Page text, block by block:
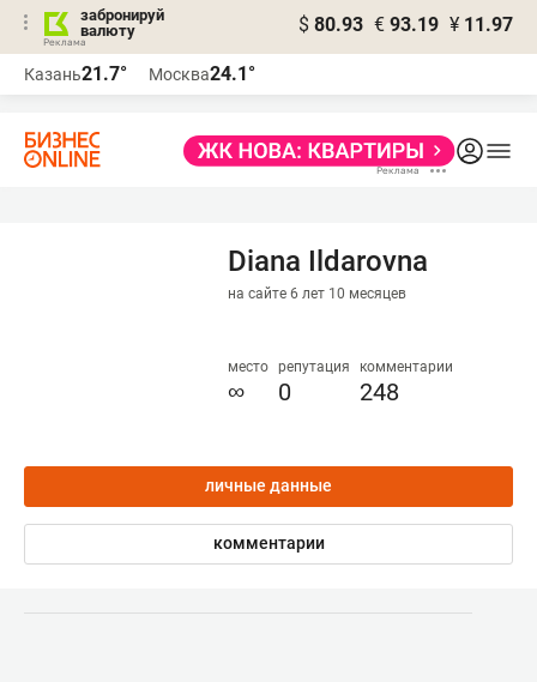
забронируй
валюту
$ 80.93 € 93.19 ¥ 11.97
Казань21.7° Москва24.1°
Diana Ildarovna
на сайте 6 лет 10 месяцев
место
∞
репутация
0
комментарии
248
личные данные
комментарии